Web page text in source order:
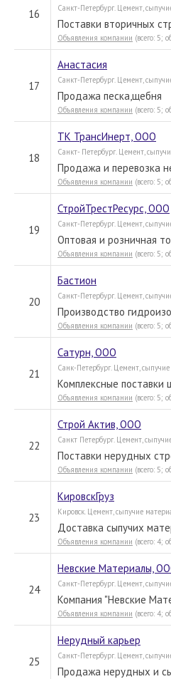
16 Санкт-Петербург. Цемент,
Поставки вторичных
Объявления компании (всего: 5;
17
Анастасия
Санкт-Петербург. Цемент,
Продажа песка,щебня
Объявления компании (всего: 5;
18
ТК ТрансИнерт, ООО
Санкт- Петербург. Цемент,
Продажа и перевозка
Объявления компании (всего: 5;
19
СтройТрестРесурс, ООО
Санкт-Петербург. Цемент,
Оптовая и розничная
Объявления компании (всего: 5;
20
Бастион
Санкт-Петербург. Цемент,
Производство
Объявления компании (всего: 5;
21
Сатурн, ООО
Санк-Петербург. Цемент,
Комплексные поставки
Объявления компании (всего: 5;
22
Строй Актив, ООО
Санкт Петербург. Цемент,
Поставки нерудных
Объявления компании (всего: 5;
23
КировскГруз
Кировск. Цемент, сыпучие
Доставка сыпучих
Объявления компании (всего: 4;
24
Невские Материалы,
Санкт-Петербург. Цемент,
Компания "Невские
Объявления компании (всего: 4;
25
Нерудный карьер
Санкт-Петербург. Цемент,
Продажа нерудных и